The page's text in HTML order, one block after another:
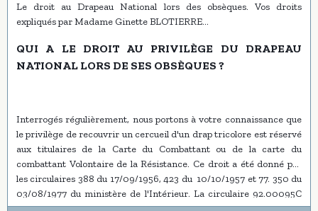
Le droit au Drapeau National lors des obsèques. Vos droits
expliqués par Madame Ginette BLOTIERRE...
QUI A LE DROIT AU PRIVILÈGE DU DRAPEAU
NATIONAL LORS DE SES OBSÈQUES ?
Interrogés régulièrement, nous portons à votre connaissance que
le privilège de recouvrir un cercueil d'un drap tricolore est réservé
aux titulaires de la Carte du Combattant ou de la carte du
combattant Volontaire de la Résistance. Ce droit a été donné par
les circulaires 388 du 17/09/1956, 423 du 10/10/1957 et 77. 350 du
03/08/1977 du ministère de l'Intérieur. La circulaire 92.00095C